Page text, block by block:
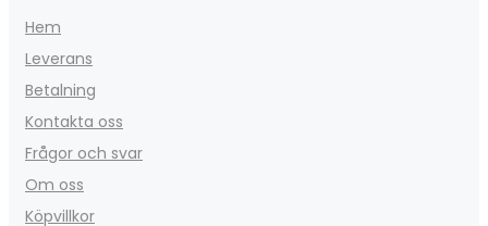
Hem
Leverans
Betalning
Kontakta oss
Frågor och svar
Om oss
Köpvillkor